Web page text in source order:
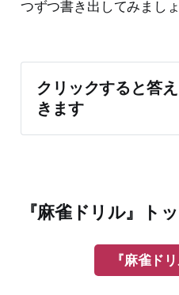
つずつ書き出してみまし
クリックすると答
きます
『麻雀ドリル』ト
『麻雀ド